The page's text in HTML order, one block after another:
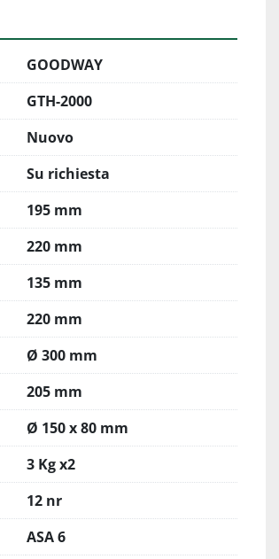
GOODWAY
GTH-2000
Nuovo
Su richiesta
195 mm
220 mm
135 mm
220 mm
Ø 300 mm
205 mm
Ø 150 x 80 mm
3 Kg x2
12 nr
ASA 6